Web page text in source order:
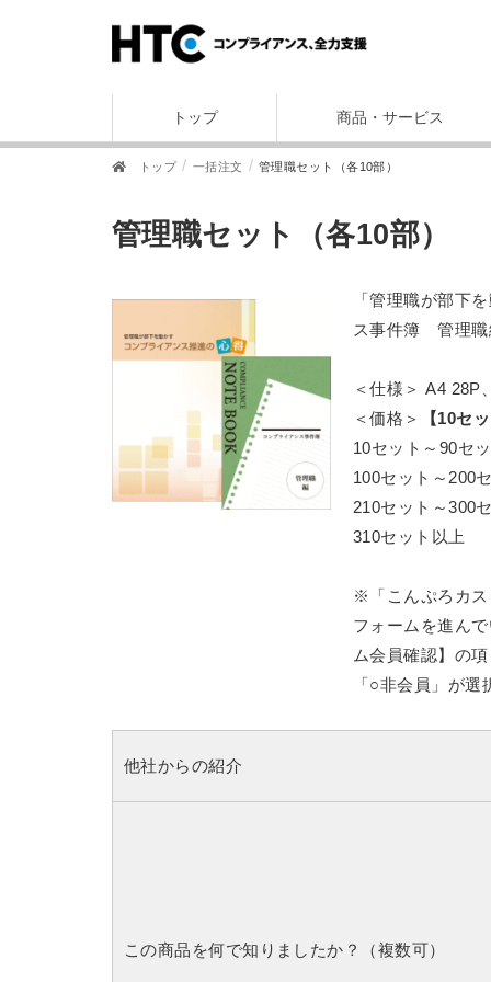
トップ 商品・サービス
トップ 一括注文 管理職セット（各10部）
管理職セット（各10部）
「管理職が部下
ス事件簿 管理職
＜仕様＞ A4 28P
＜価格＞
【10セ
10セット～90セ
100セット～200
210セット～300
310セット以上
※「こんぷろカス
フォームを進ん
ム会員確認】の
「○非会員」が
他社からの紹介
この商品を何で知りましたか？（複数可）